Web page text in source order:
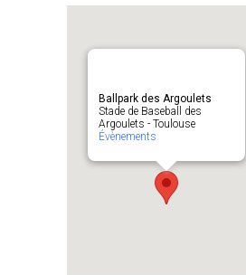
Ballpark des Argoulets
Stade de Baseball des
Argoulets - Toulouse
Évènements